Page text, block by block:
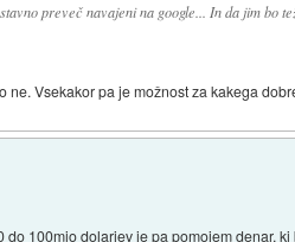
preveč navajeni na google... In da jim bo
ne. Vsekakor pa je možnost za kakega
do 100mio dolarjev je pa pomojem denar,